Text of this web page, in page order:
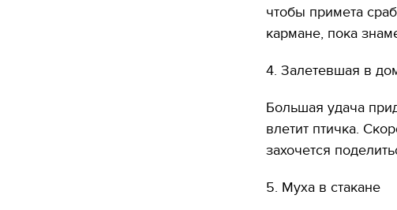
чтобы примета
кармане, пока
4. Залетевшая в
Большая удача
влетит птичка.
захочется
5. Муха в стакане